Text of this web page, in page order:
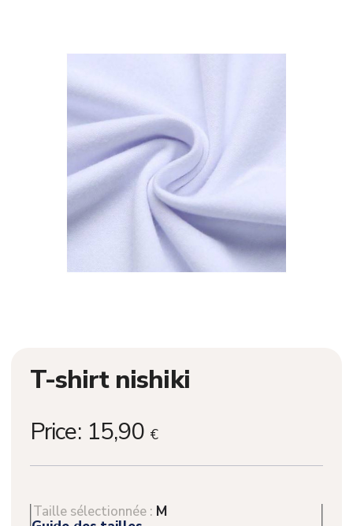
T-shirt nishiki
Price: 15,90 €
Taille sélectionnée : M